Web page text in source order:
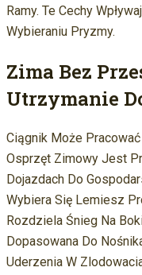
Ramy. Te Cechy
Wybieraniu Pryzmy.
Zima Bez
Utrzymanie
Ciągnik Może
Osprzęt Zimowy Jest
Dojazdach Do
Wybiera Się Lemiesz
Rozdziela Śnieg Na
Dopasowana Do
Uderzenia W